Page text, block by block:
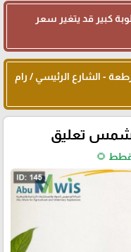
كبير قد يتغير سعر
- الشارع الرئيسي / رام
تعليق
🌻